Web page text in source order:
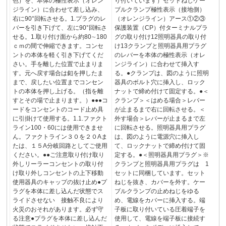
ジライン）に合わせて差し込み、
右に90°回転させる。1.プラグのレ
バーを引き下げて、左に90°回転さ
せる。1.取り付け面から約80∼180
ｃｍの間で伸縮できます。コンセ
ントの本体を軽く引き下げてくだ
さい。手を離した位置で止まりま
す。元へ戻す場合は釦を押したま
まで、戻したい位置までコンセン
トの本体を押し上げる。（指を離
すとその場で止まります。）●●●コ
ードをコンセントのコード止め具
に引掛けて使用する。1.1.ファクト
ライン100・60には使用できませ
ん。ファクトライン３０を２０Aま
たは、１５A分岐回路としてご使用
ください。●●ご注意取り付け取り
外しリーラーコンセントの取り付
け取り外しコンセントの上下移動
使用器具のキャップの抜け止め●プ
ラグを本体に差し込んだ状態でス
ライドさせない 接触不良により
火災のおそれがあります。必ず守
る注意●プラグを本体に差し込んだ
ブルクランプ極性表示（接地側）
（オレンジライン）アース①②③
保護装置（CP）付ターミナルプラ
グの取り付け12照明器具の取り付
け13クランプと照明器具用プラグ
のレバーを本体の極性表示（オレ
ンジライン）に合わせて挿入す
る。●クランプは、図のように照明
器具のボルト穴に挿入し、ロック
ナットで締め付けて固定する。●＜
クランプ＞＜はめる場合＞レバー
が止まるまで右に回転させる。＜
外す場合＞レバーが止まるまで左
に回転させる。照明器具用プラグ
は、図のように電源穴に挿入し
て、ロックナットで締め付けて固
定する。●＜照明器具用プラグ＞※
クランプと照明器具用プラグは 1
セットに同梱しています。セット
ねじを抜き、カバーを外す。ケー
ブルクランプの止めねじをゆる
め、電線をカバーに挿入する。端
子板に取り付いている圧着端子を
使用して、電線を端子板に接続す